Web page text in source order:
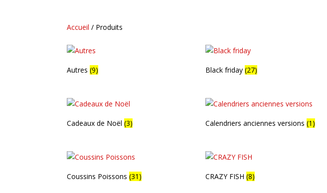
Accueil / Produits
Autres(9) Black friday(27)
Cadeaux de Noël(3) Calendriers anciennes versions(1)
Coussins Poissons(31) CRAZY FISH(8)